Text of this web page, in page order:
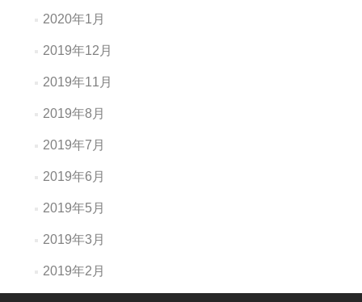
2020年1月
2019年12月
2019年11月
2019年8月
2019年7月
2019年6月
2019年5月
2019年3月
2019年2月